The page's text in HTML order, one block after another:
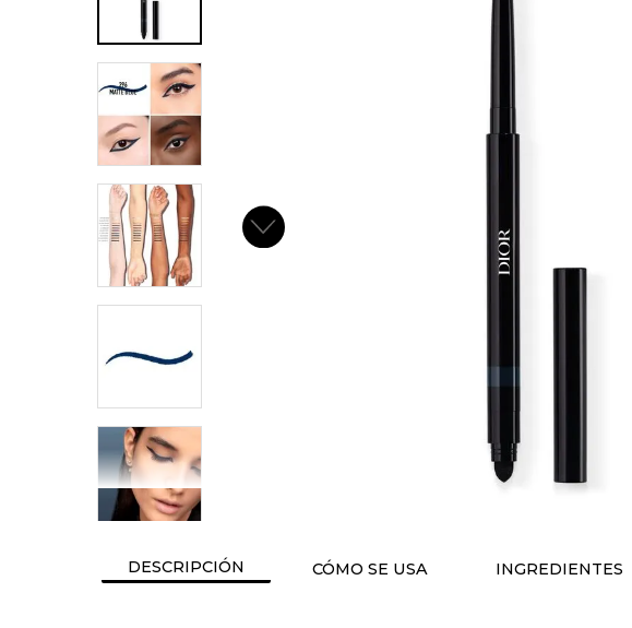
DESCRIPCIÓN CÓMO SE USA INGREDIENTES